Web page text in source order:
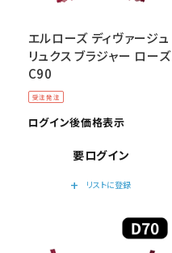
受注発注
エルローズ ディヴァージュ
リュクス ブラジャー ローズ
C90
ログイン後価格表示
要ログイン
add
リストに登録